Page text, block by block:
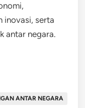
inovasi, serta
antar negara.
ANTAR NEGARA